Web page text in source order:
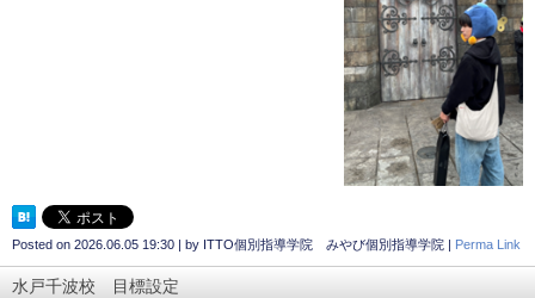
Posted on 2026.06.05 19:30 by ITTO個別指導学院 みやび個別指導学院 Perma Link
水戸千波校 目標設定